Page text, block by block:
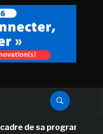
sa programmation